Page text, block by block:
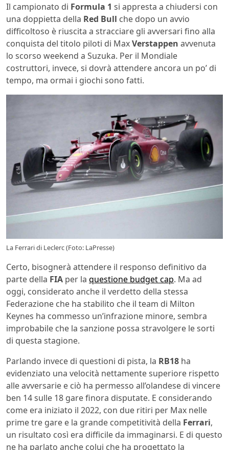
Il campionato di Formula 1 si appresta a chiudersi con
una doppietta della Red Bull che dopo un avvio
difficoltoso è riuscita a stracciare gli avversari fino alla
conquista del titolo piloti di MaxVerstappen avvenuta
lo scorso weekend a Suzuka. Per il Mondiale
costruttori, invece, si dovrà attendere ancora un po’ di
tempo, ma ormai i giochi sono fatti.
La Ferrari di Leclerc (Foto: LaPresse)
Certo, bisognerà attendere il responso definitivo da
parte della FIA per la questione budget cap. Ma ad
oggi, considerato anche il verdetto della stessa
Federazione che ha stabilito che il team di Milton
Keynes ha commesso un’infrazione minore, sembra
improbabile che la sanzione possa stravolgere le sorti
di questa stagione.
Parlando invece di questioni di pista, la RB18 ha
evidenziato una velocità nettamente superiore rispetto
alle avversarie e ciò ha permesso all’olandese di vincere
ben 14 sulle 18 gare finora disputate. E considerando
come era iniziato il 2022, con due ritiri per Max nelle
prime tre gare e la grande competitività della Ferrari,
un risultato così era difficile da immaginarsi. E di questo
ne ha parlato anche colui che ha progettato la